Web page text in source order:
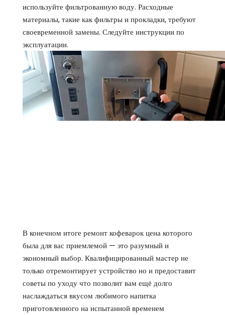
используйте фильтрованную воду. Расходные
материалы, такие как фильтры и прокладки, требуют
своевременной замены. Следуйте инструкции по
эксплуатации.
В конечном итоге ремонт кофеварок цена которого
была для вас приемлемой — это разумный и
экономный выбор. Квалифицированный мастер не
только отремонтирует устройство но и предоставит
советы по уходу что позволит вам ещё долго
наслаждаться вкусом любимого напитка
приготовленного на испытанной временем